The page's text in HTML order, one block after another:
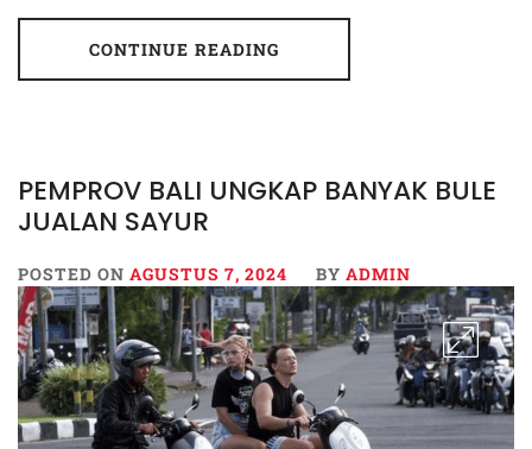
CONTINUE READING
PEMPROV BALI UNGKAP BANYAK BULE
JUALAN SAYUR
POSTED ON AGUSTUS 7, 2024 BY ADMIN